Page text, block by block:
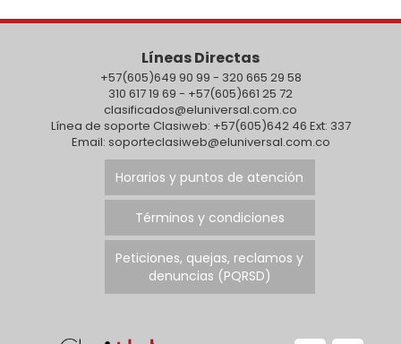
Líneas Directas
+57(605)649 90 99 - 320 665 29 58
310 617 19 69 - +57(605)661 25 72
clasificados@eluniversal.com.co
Línea de soporte Clasiweb: +57(605)642 46 Ext: 337
Email: soporteclasiweb@eluniversal.com.co
Horarios y puntos de atención
Términos y condiciones
Peticiones, quejas, reclamos y
denuncias (PQRSD)